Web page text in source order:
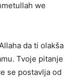
we
da ti olakša
Tvoje pitanje
se postavlja od